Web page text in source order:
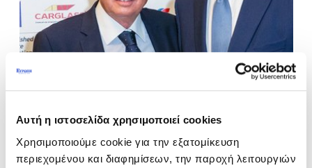
Αυτή η ιστοσελίδα χρησιμοποιεί cookies
Χρησιμοποιούμε cookie για την εξατομίκευση
περιεχομένου και διαφημίσεων, την παροχή λειτουργιών